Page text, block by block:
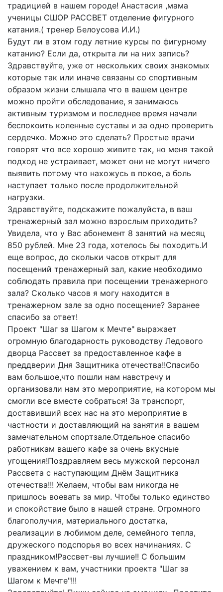
традицией в нашем городе! Анастасия ,мама
ученицы СШОР РАССВЕТ отделение фигурного
катания.( тренер Белоусова И.И.)
Будут ли в этом году летние курсы по фигурному
катанию? Если да, открыта ли на них запись?
Здравствуйте, уже от нескольких своих знакомых
которые так или иначе связаны со спортивным
образом жизни слышала что в вашем центре
можно пройти обследование, я занимаюсь
активным туризмом и последнее время начали
беспокоить коленные суставы и за одно проверить
сердечко. Можно это сделать? Простые врачи
говорят что все хорошо живите так, но меня такой
подход не устраивает, может они не могут ничего
выявить потому что нахожусь в покое, а боль
наступает только после продолжительной
нагрузки.
Здравствуйте, подскажите пожалуйста, в ваш
тренажерный зал можно взрослым приходить?
Увидела, что у Вас абонемент 8 занятий на месяц
850 рублей. Мне 23 года, хотелось бы походить.И
еще вопрос, до скольки часов открыт для
посещений тренажерный зал, какие необходимо
соблюдать правила при посещении тренажерного
зала? Сколько часов я могу находится в
тренажерном зале за одно посещение? Заранее
спасибо за ответ!
Проект "Шаг за Шагом к Мечте" выражает
огромную благодарность руководству Ледового
дворца Рассвет за предоставленное кафе в
преддверии Дня Защитника отечества!!Спасибо
вам большое,что пошли нам навстречу и
организовали нам это мероприятие, на котором мы
смогли все вместе собраться! За транспорт,
доставивший всех нас на это мероприятие в
частности и доставляющий на занятия в вашем
замечательном спортзале.Отдельное спасибо
работникам вашего кафе за очень вкусные
угощения!Поздравляем весь мужской персонал
Рассвета с наступающим Днём Защитника
отечества!!! Желаем, чтобы вам никогда не
пришлось воевать за мир. Чтобы только единство
и спокойствие было в нашей стране. Огромного
благополучия, материального достатка,
реализации в любимом деле, семейного тепла,
дружеского подспорья во всех начинаниях. С
праздником!Рассвет-вы лучшие!! С большим
уважением к вам, участники проекта "Шаг за
Шагом к Мечте"!!!